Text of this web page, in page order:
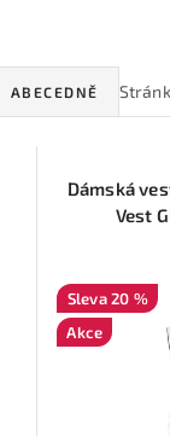
ABECEDNĚ
Dámská
Vest
20 %
Akce